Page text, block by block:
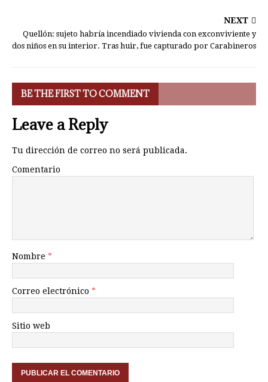
NEXT
Quellón: sujeto habría incendiado vivienda con exconviviente y
dos niños en su interior. Tras huir, fue capturado por Carabineros
BE THE FIRST TO COMMENT
Leave a Reply
Tu dirección de correo no será publicada.
Comentario
Nombre *
Correo electrónico *
Sitio web